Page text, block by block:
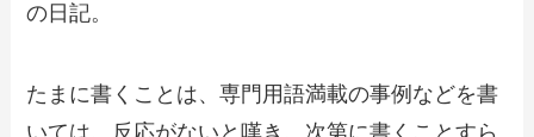
の日記。
たまに書くことは、専門用語満載の事例などを書